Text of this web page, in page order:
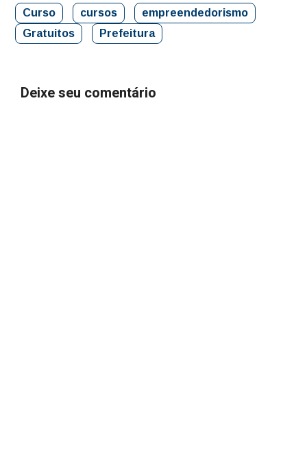
Curso cursos
empreendedorismo
Gratuitos
Prefeitura
Deixe seu comentário